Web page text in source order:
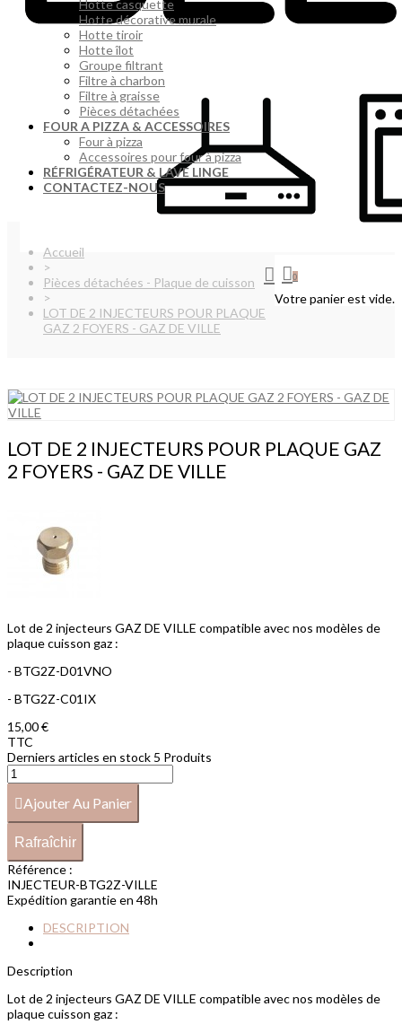
0
Votre panier est vide.
Hotte casquette
Hotte décorative murale
Hotte tiroir
Hotte îlot
Groupe filtrant
Filtre à charbon
Filtre à graisse
Pièces détachées
FOUR A PIZZA & ACCESSOIRES
Four à pizza
Accessoires pour four à pizza
RÉFRIGÉRATEUR & LAVE LINGE
CONTACTEZ-NOUS
Accueil
>
Pièces détachées - Plaque de cuisson
>
LOT DE 2 INJECTEURS POUR PLAQUE
GAZ 2 FOYERS - GAZ DE VILLE
LOT DE 2 INJECTEURS POUR PLAQUE GAZ
2 FOYERS - GAZ DE VILLE
Lot de 2 injecteurs GAZ DE VILLE compatible avec nos modèles de
plaque cuisson gaz :
- BTG2Z-D01VNO
- BTG2Z-C01IX
15,00 €
TTC
Derniers articles en stock 5 Produits
Ajouter Au Panier
Référence :
INJECTEUR-BTG2Z-VILLE
Expédition garantie en 48h
DESCRIPTION
Description
Lot de 2 injecteurs GAZ DE VILLE compatible avec nos modèles de
plaque cuisson gaz :